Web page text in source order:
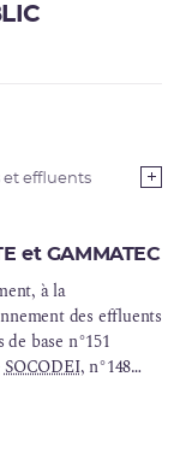
et effluents
et GAMMATEC
à la
des effluents
base n°151
SOCODEI, n°148
par voie